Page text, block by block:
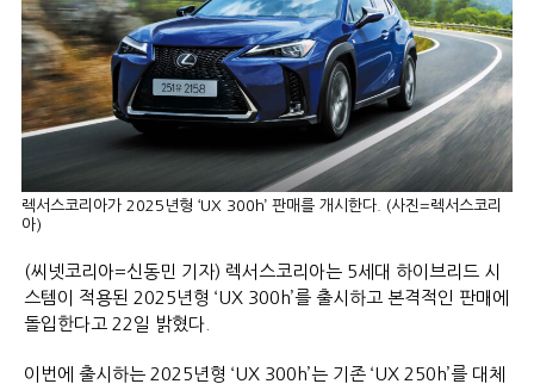
렉서스코리아가 2025년형 ‘UX 300h’ 판매를 개시한다. (사진=렉서스코리
아)
(씨넷코리아=신동민 기자) 렉서스코리아는 5세대 하이브리드 시
스템이 적용된 2025년형 ‘UX 300h’를 출시하고 본격적인 판매에
돌입한다고 22일 밝혔다.
이번에 출시하는 2025년형 ‘UX 300h’는 기존 ‘UX 250h’를 대체